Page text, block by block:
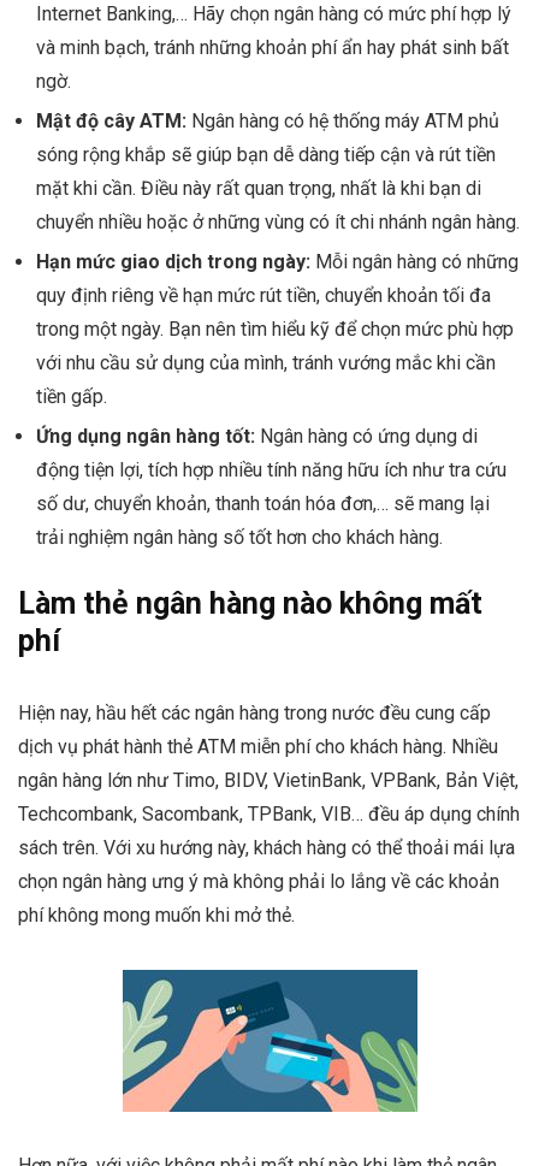
Internet Banking,… Hãy chọn ngân hàng có mức phí hợp lý
và minh bạch, tránh những khoản phí ẩn hay phát sinh bất
ngờ.
Mật độ cây ATM: Ngân hàng có hệ thống máy ATM phủ
sóng rộng khắp sẽ giúp bạn dễ dàng tiếp cận và rút tiền
mặt khi cần. Điều này rất quan trọng, nhất là khi bạn di
chuyển nhiều hoặc ở những vùng có ít chi nhánh ngân hàng.
Hạn mức giao dịch trong ngày: Mỗi ngân hàng có những
quy định riêng về hạn mức rút tiền, chuyển khoản tối đa
trong một ngày. Bạn nên tìm hiểu kỹ để chọn mức phù hợp
với nhu cầu sử dụng của mình, tránh vướng mắc khi cần
tiền gấp.
Ứng dụng ngân hàng tốt: Ngân hàng có ứng dụng di
động tiện lợi, tích hợp nhiều tính năng hữu ích như tra cứu
số dư, chuyển khoản, thanh toán hóa đơn,… sẽ mang lại
trải nghiệm ngân hàng số tốt hơn cho khách hàng.
Làm thẻ ngân hàng nào không mất
phí
Hiện nay, hầu hết các ngân hàng trong nước đều cung cấp
dịch vụ phát hành thẻ ATM miễn phí cho khách hàng. Nhiều
ngân hàng lớn như Timo, BIDV, VietinBank, VPBank, Bản Việt,
Techcombank, Sacombank, TPBank, VIB… đều áp dụng chính
sách trên. Với xu hướng này, khách hàng có thể thoải mái lựa
chọn ngân hàng ưng ý mà không phải lo lắng về các khoản
phí không mong muốn khi mở thẻ.